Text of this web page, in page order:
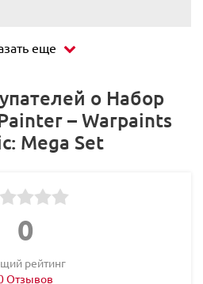
еще
о Набор
– Warpaints
Mega Set
0
рейтинг
Отзывов